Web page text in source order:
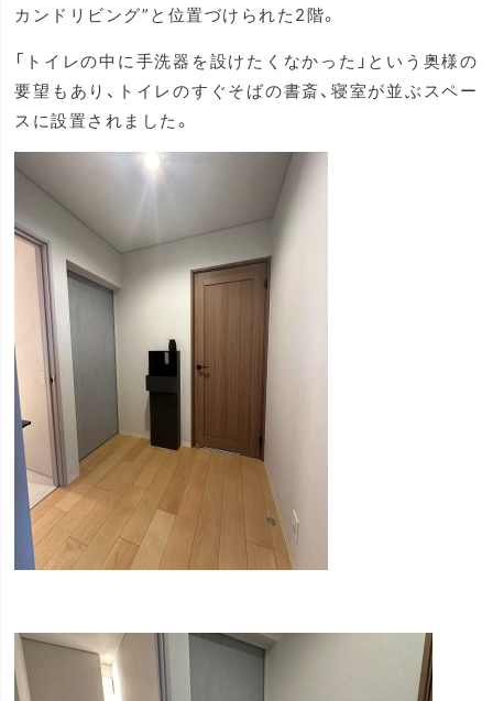
カンドリビング”と位置づけられた2階。
「トイレの中に手洗器を設けたくなかった」という奥様の
要望もあり、トイレのすぐそばの書斎、寝室が並ぶスペー
スに設置されました。